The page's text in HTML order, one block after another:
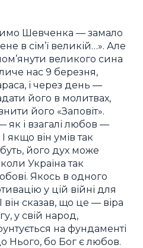
Шевченка — замало
в сім’ї великій…». Але
великого сина
нас 9 березня,
і через день —
його в молитвах,
його «Заповіт».
і взагалі любов —
якщо він умів так
його дух може
Україна так
Якось в одного
у цій війні для
він сказав, що це — віра
у свій народ,
на фундаменті
Нього, бо Бог є любов.